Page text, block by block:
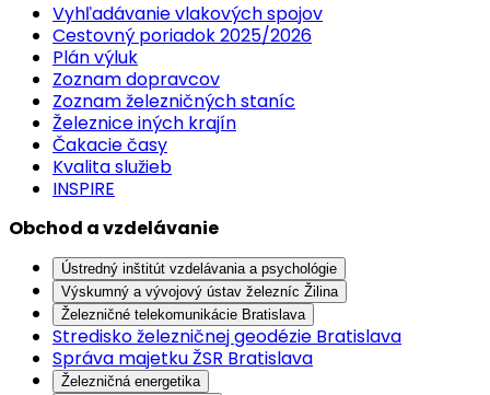
Vyhľadávanie vlakových spojov
Cestovný poriadok 2025/2026
Plán výluk
Zoznam dopravcov
Zoznam železničných staníc
Železnice iných krajín
Čakacie časy
Kvalita služieb
INSPIRE
Obchod a vzdelávanie
Ústredný inštitút vzdelávania a psychológie
Výskumný a vývojový ústav železníc Žilina
Železničné telekomunikácie Bratislava
Stredisko železničnej geodézie Bratislava
Správa majetku ŽSR Bratislava
Železničná energetika